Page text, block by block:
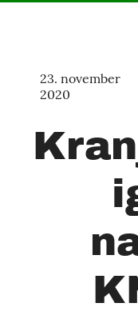
23. november
2020